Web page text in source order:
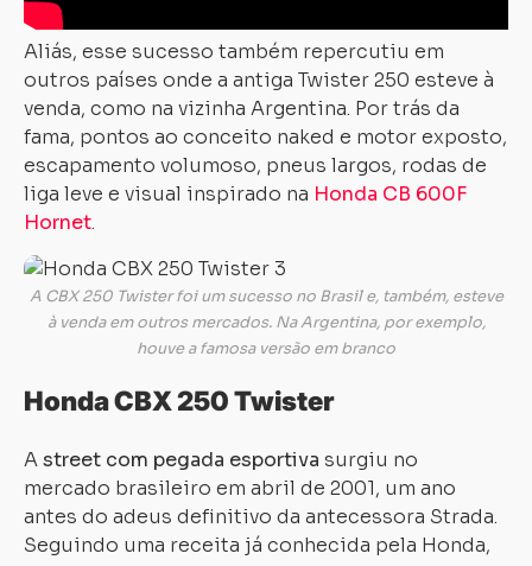
Aliás, esse sucesso também repercutiu em
outros países onde a antiga Twister 250 esteve à
venda, como na vizinha Argentina. Por trás da
fama, pontos ao conceito naked e motor exposto,
escapamento volumoso, pneus largos, rodas de
liga leve e visual inspirado na Honda CB 600F
Hornet.
A CBX 250 Twister foi um sucesso no Brasil e, também, esteve
à venda em outros mercados. Na Argentina, por exemplo,
houve a famosa versão em branco
Honda CBX 250 Twister
Astreet com pegada esportiva surgiu no
mercado brasileiro em abril de 2001, um ano
antes do adeus definitivo da antecessora Strada.
Seguindo uma receita já conhecida pela Honda,